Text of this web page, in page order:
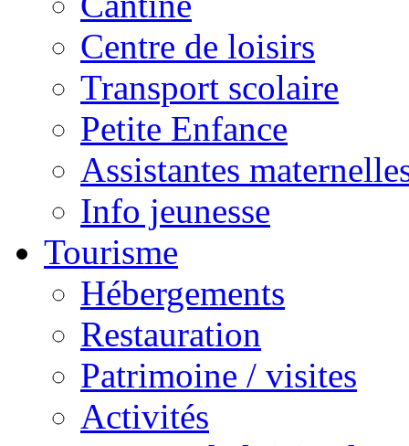
Centre de loisirs
Transport scolaire
Petite Enfance
Assistantes
Info jeunesse
Tourisme
Hébergements
Restauration
Patrimoine / visites
Activités